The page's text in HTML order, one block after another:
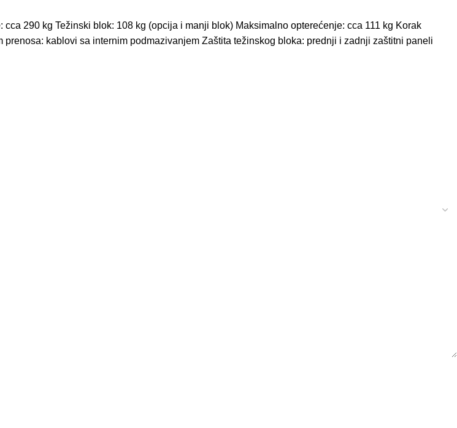
290 kg Težinski blok: 108 kg (opcija i manji blok) Maksimalno opterećenje: cca 111 kg Korak
kablovi sa internim podmazivanjem Zaštita težinskog bloka: prednji i zadnji zaštitni paneli